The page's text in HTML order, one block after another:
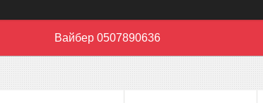
Вайбер 0507890636